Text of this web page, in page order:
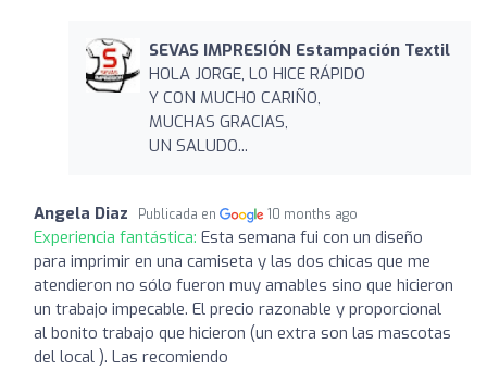
SEVAS IMPRESIÓN Estampación Textil
HOLA JORGE, LO HICE RÁPIDO
Y CON MUCHO CARIÑO,
MUCHAS GRACIAS,
UN SALUDO...
Angela Diaz Publicada en 10 months ago
Experiencia fantástica: Esta semana fui con un diseño
para imprimir en una camiseta y las dos chicas que me
atendieron no sólo fueron muy amables sino que hicieron
un trabajo impecable. El precio razonable y proporcional
al bonito trabajo que hicieron (un extra son las mascotas
del local ). Las recomiendo